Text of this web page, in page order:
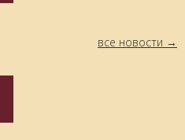
все новости